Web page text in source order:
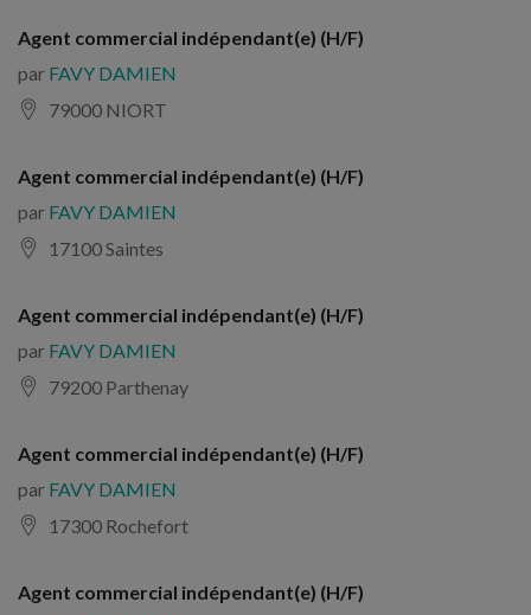
Agent commercial indépendant(e) (H/F)
par FAVY DAMIEN
79000 NIORT
Agent commercial indépendant(e) (H/F)
par FAVY DAMIEN
17100 Saintes
Agent commercial indépendant(e) (H/F)
par FAVY DAMIEN
79200 Parthenay
Agent commercial indépendant(e) (H/F)
par FAVY DAMIEN
17300 Rochefort
Agent commercial indépendant(e) (H/F)